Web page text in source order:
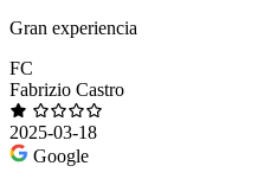
Gran experiencia
FC
Fabrizio Castro
2025-03-18
Google